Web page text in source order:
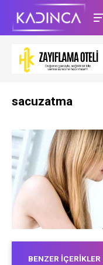
sacuzatma
BENZER İÇERIKLER